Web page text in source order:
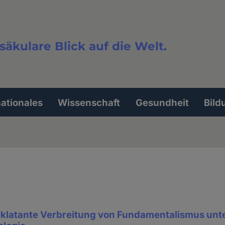
Blick auf die Welt.
Wissenschaft Gesundheit
Verbreitung von Fundamentalismus